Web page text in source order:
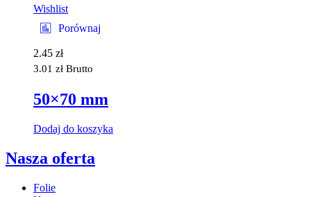
Wishlist
Porównaj
2.45 zł
3.01 zł Brutto
50×70 mm
Dodaj do koszyka
Nasza oferta
Folie